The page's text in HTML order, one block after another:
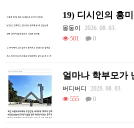
몽둥이
2026. 08. 03.
501
0
얼마나 학부모가
버디버디
2026. 08. 03.
555
0